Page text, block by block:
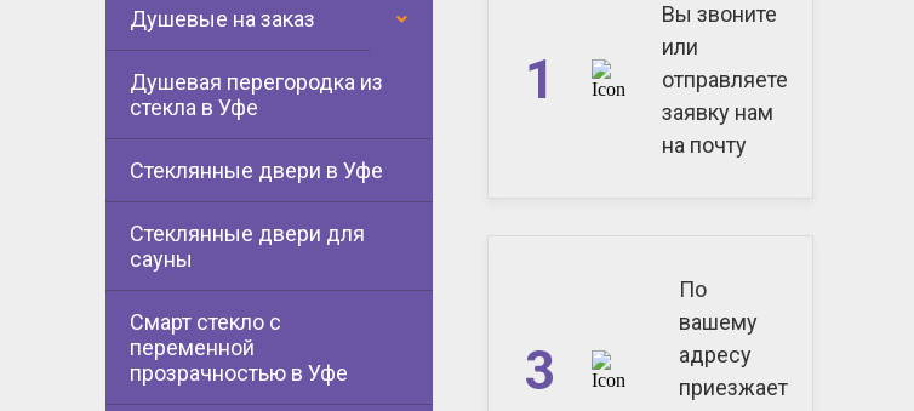
Душевые на заказ
Душевая перегородка из
стекла в Уфе
Стеклянные двери в Уфе
Стеклянные двери для
сауны
Смарт стекло с
переменной
прозрачностью в Уфе
1
Вы звоните
или
отправляете
заявку нам
на почту
3
По
вашему
адресу
приезжает